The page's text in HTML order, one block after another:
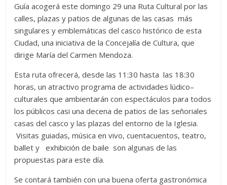
Guía acogerá este domingo 29 una Ruta Cultural por las
calles, plazas y patios de algunas de las casas más
singulares y emblemáticas del casco histórico de esta
Ciudad, una iniciativa de la Concejalía de Cultura, que
dirige María del Carmen Mendoza.
Esta ruta ofrecerá, desde las 11:30 hasta las 18:30
horas, un atractivo programa de actividades lúdico–
culturales que ambientarán con espectáculos para todos
los públicos casi una decena de patios de las señoriales
casas del casco y las plazas del entorno de la Iglesia.
Visitas guiadas, música en vivo, cuentacuentos, teatro,
ballet y exhibición de baile son algunas de las
propuestas para este día.
Se contará también con una buena oferta gastronómica